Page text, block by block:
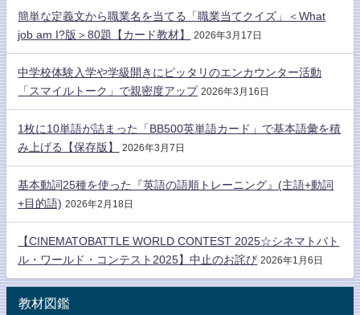
簡単な定義文から職業名を当てる「職業当てクイズ」＜What
job am I?版＞80題【カード教材】
2026年3月17日
中学校体験入学や学級開きにピッタリのエンカウンター活動
「スマイルトーク」で親密度アップ 2026年3月16日
1枚に10単語が詰まった「BB500英単語カード」で基本語彙を積
み上げる【保存版】
2026年3月7日
基本動詞25種を使った『英語の語順トレーニング』(主語+動詞
+目的語) 2026年2月18日
【CINEMATOBATTLE WORLD CONTEST 2025☆シネマトバト
ル・ワールド・コンテスト2025】中止のお詫び 2026年1月6日
教材図鑑